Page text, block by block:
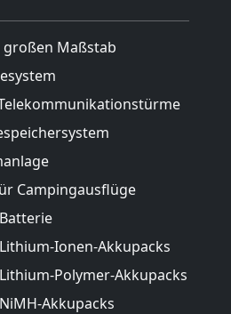
Maßstab
Campingausflüge
Ionen-Akkupacks
Polymer-Akkupacks
Akkupacks